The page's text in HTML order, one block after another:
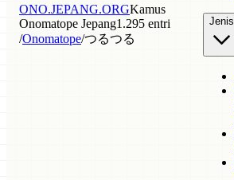
ONO.JEPANG.ORGKamus
Onomatope Jepang1.295 entri
/Onomatope/つるつる
Jenis